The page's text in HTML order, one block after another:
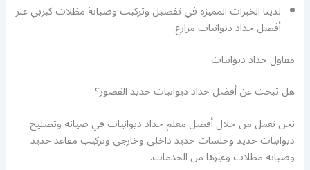
لدينا الخبرات المميزة في تفصيل وتركيب وصيانة مظلات كيربي عبر
أفضل حداد ديوانيات مزارع.
مقاول حداد ديوانيات
هل تبحث عن أفضل حداد ديوانيات حديد القصور؟
نحن نعمل من خلال أفضل معلم حداد ديوانيات في صيانة وتصليح
ديوانيات حديد وجلسات حديد داخلي وخارجي وتركيب مقاعد حديد
وصيانة مظلات وغيرها من الخدمات.